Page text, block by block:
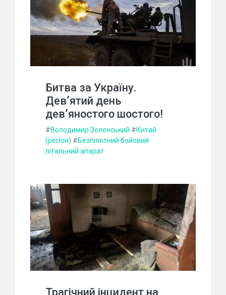
Битва за Україну.
Дев’ятий день
дев’яностого шостого!
#Володимир Зеленський #Китай
(регіон) #Безпілотний бойовий
літальний апарат
Трагічний інцидент на